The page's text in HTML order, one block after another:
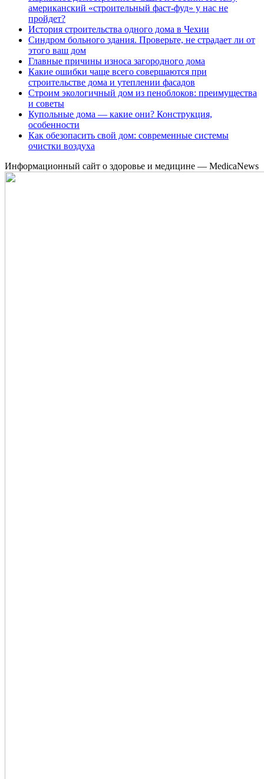
американский «строительный фаст-фуд» у нас не
пройдет?
История строительства одного дома в Чехии
Синдром больного здания. Проверьте, не страдает ли от
этого ваш дом
Главные причины износа загородного дома
Какие ошибки чаще всего совершаются при
строительстве дома и утеплении фасадов
Строим экологичный дом из пеноблоков: преимущества
и советы
Купольные дома — какие они? Конструкция,
особенности
Как обезопасить свой дом: современные системы
очистки воздуха
Информационный сайт о здоровье и медицине — MedicaNews